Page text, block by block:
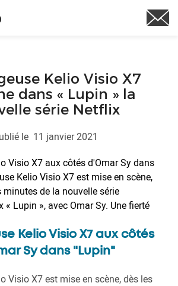
Kelio Visio X7
dans « Lupin » la
série Netflix
le 11 janvier 2021
Visio X7 aux côtés d'Omar Sy dans
Kelio Visio X7 est mise en scène,
minutes de la nouvelle série
« Lupin », avec Omar Sy. Une fierté
Kelio Visio X7 aux côtés
Sy dans "Lupin"
Visio X7 est mise en scène, dès les